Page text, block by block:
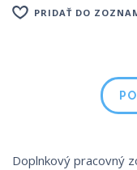
PRIDAŤ DO
Doplnkový pracovný